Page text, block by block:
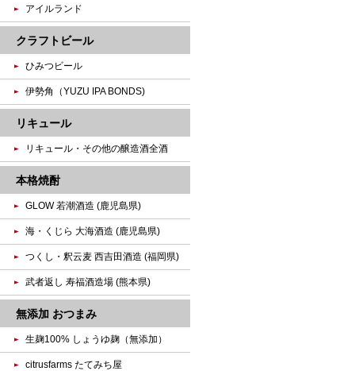
アイルランド
クラフトビール
ひみつビール
伊勢角（YUZU IPA BONDS)
リキュール
リキュール・その他の醸造酒全酒
本格焼酎
GLOW 若潮酒造 (鹿児島県)
海・くじら 大海酒造 (鹿児島県)
つくし・釈云麦 西吉田酒造 (福岡県)
武者返し 寿福酒造場 (熊本県)
無添加 おつまみ
生麹100% しょうゆ麹（無添加）
citrusfarms たてみち屋